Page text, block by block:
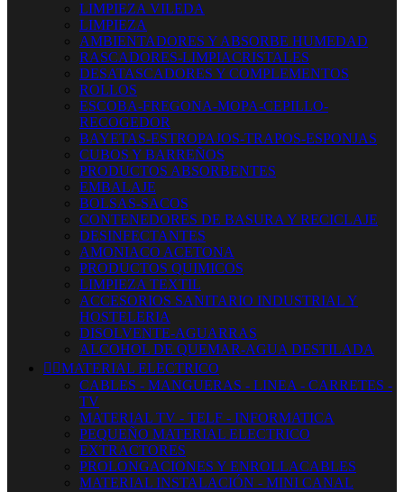
LIMPIEZA VILEDA
LIMPIEZA
AMBIENTADORES Y ABSORBE HUMEDAD
RASCADORES-LIMPIACRISTALES
DESATASCADORES Y COMPLEMENTOS
ROLLOS
ESCOBA-FREGONA-MOPA-CEPILLO-
RECOGEDOR
BAYETAS-ESTROPAJOS-TRAPOS-ESPONJAS
CUBOS Y BARREÑOS
PRODUCTOS ABSORBENTES
EMBALAJE
BOLSAS-SACOS
CONTENEDORES DE BASURA Y RECICLAJE
DESINFECTANTES
AMONIACO ACETONA
PRODUCTOS QUIMICOS
LIMPIEZA TEXTIL
ACCESORIOS SANITARIO INDUSTRIAL Y
HOSTELERIA
DISOLVENTE-AGUARRAS
ALCOHOL DE QUEMAR-AGUA DESTILADA
 MATERIAL ELECTRICO
CABLES - MANGUERAS - LINEA - CARRETES -
TV
MATERIAL TV - TELF - INFORMATICA
PEQUEÑO MATERIAL ELECTRICO
EXTRACTORES
PROLONGACIONES Y ENROLLACABLES
MATERIAL INSTALACIÓN - MINI CANAL